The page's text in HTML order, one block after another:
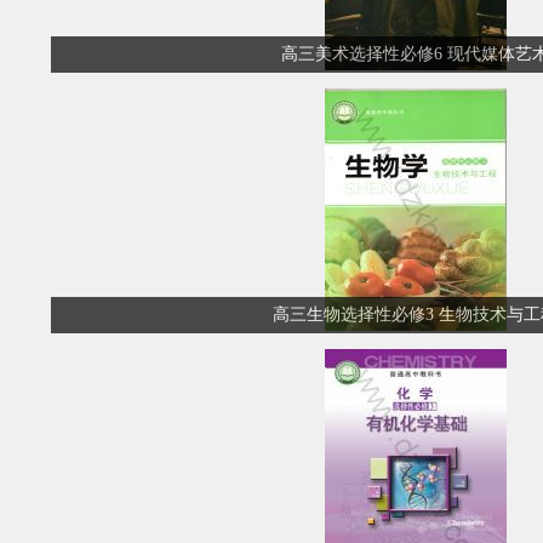
高三美术选择性必修6 现代媒体艺
高三生物选择性必修3 生物技术与